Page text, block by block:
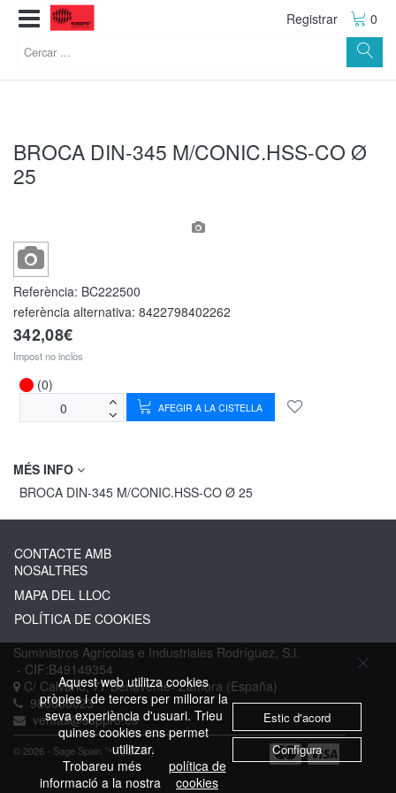
Registrar 0
BROCA DIN-345 M/CONIC.HSS-CO Ø
25
Referència: BC222500
referència alternativa: 8422798402262
342,08€
Impost no inclòs
(0)
AFEGIR A LA CISTELLA
MÉS INFO
BROCA DIN-345 M/CONIC.HSS-CO Ø 25
CONTACTE AMB
NOSALTRES
MAPA DEL LLOC
POLÍTICA DE COOKIES
Suministros Agrícolas e Industriales Rodríguez, S.l.
- CIF:B49149354
C/ Calvario, 77Benavente-Zamora (España)
980636023
ventas@suppro.es
© 2026 - Sage Spain ™ (v.20.27)
Aquest web utilitza cookies
pròpies i de tercers per millorar la
seva experiència d'usuari. Trieu
quines cookies ens permet
utilitzar.
Trobareu més
informació a la nostra
política de
cookies
Estic d'acord
Configura